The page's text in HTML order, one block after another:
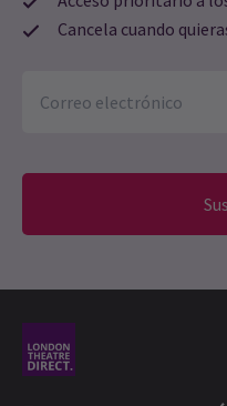
Cancela cuando